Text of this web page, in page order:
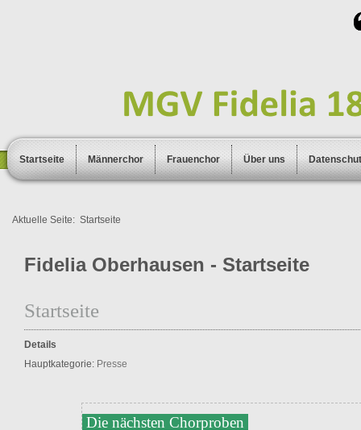
Startseite Männerchor Frauenchor Über uns
Aktuelle Seite: Startseite
Fidelia Oberhausen - Startseite
Startseite
Details
Hauptkategorie: Presse
Die nächsten Chorproben